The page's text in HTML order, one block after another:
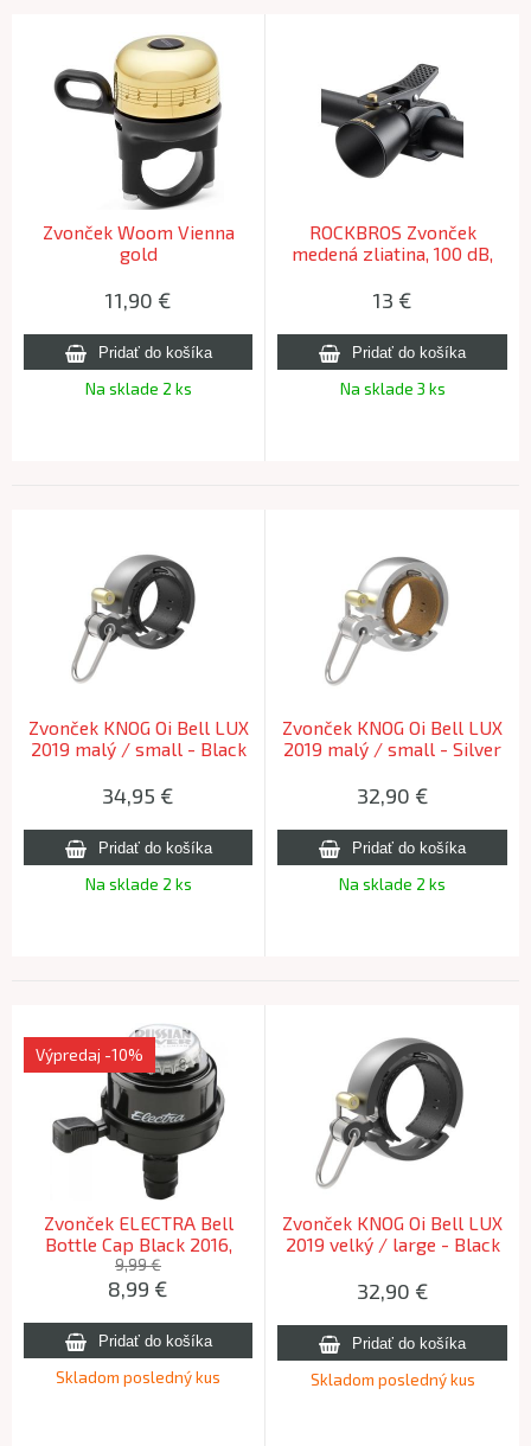
Zvonček Woom Vienna
gold
11,90 €
Na sklade 2 ks
ROCKBROS Zvonček
medená zliatina, 100 dB,
13 €
Na sklade 3 ks
Zvonček KNOG Oi Bell LUX
2019 malý / small - Black
34,95 €
Na sklade 2 ks
Zvonček KNOG Oi Bell LUX
2019 malý / small - Silver
32,90 €
Na sklade 2 ks
Zvonček ELECTRA Bell
Bottle Cap Black 2016,
Black
Výpredaj -10%
9,99 €
8,99 €
Skladom posledný kus
Zvonček KNOG Oi Bell LUX
2019 velký / large - Black
32,90 €
Skladom posledný kus